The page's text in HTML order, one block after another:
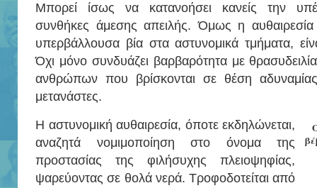
Μπορεί ίσως να κατανοήσει κανείς την
συνθήκες άμεσης απειλής. Όμως η
υπερβάλλουσα βία στα αστυνομικά τμήματα,
Όχι μόνο συνδυάζει βαρβαρότητα με
ανθρώπων που βρίσκονται σε θέση
μετανάστες.
Η αστυνομική αυθαιρεσία, όποτε εκδηλώνεται,
αναζητά νομιμοποίηση στο όνομα της
προστασίας της φιλήσυχης πλειοψηφίας,
ψαρεύοντας σε θολά νερά. Τροφοδοτείται από